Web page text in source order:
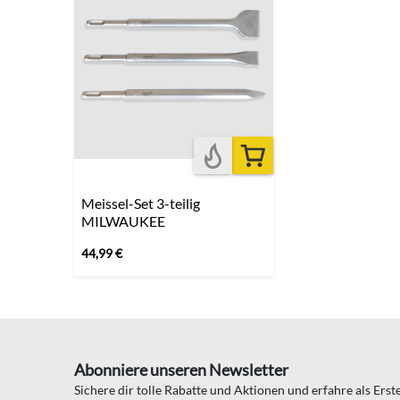
Meissel-Set 3-teilig
MILWAUKEE
44,99€
Abonniere unseren Newsletter
Sichere dir tolle Rabatte und Aktionen und erfahre als